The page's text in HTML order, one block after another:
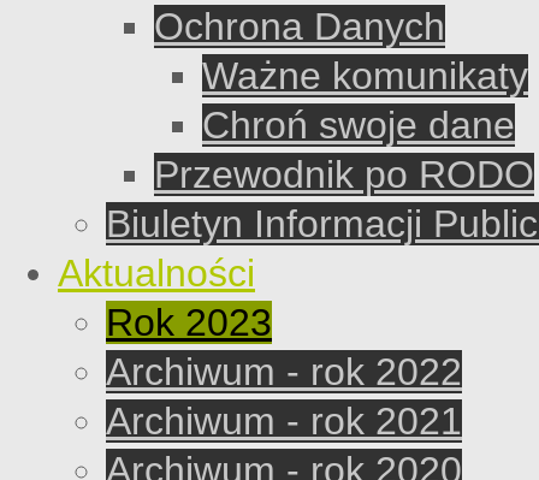
Ochrona Danych
Ważne komunikaty
Chroń swoje dane
Przewodnik po RODO
Biuletyn Informacji
Aktualności
Rok 2023
Archiwum - rok 2022
Archiwum - rok 2021
Archiwum - rok 2020